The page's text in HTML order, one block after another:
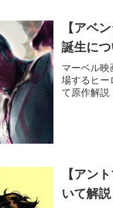
【アベ
誕生につ
マーベル映
場するヒー
て原作解説
【アン
いて解説